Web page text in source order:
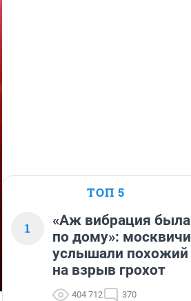
ТОП 5
1
«Аж вибрация была
по дому»: москвичи
услышали похожий
на взрыв грохот
404 712 370